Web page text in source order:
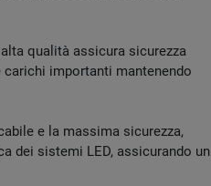
qualità assicura sicurezza
importanti mantenendo
e la massima sicurezza,
dei sistemi LED, assicurando un